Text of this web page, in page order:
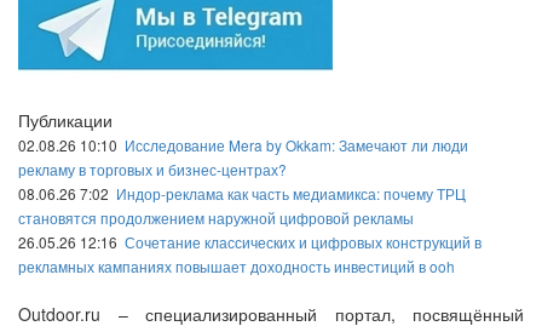
Публикации
02.08.26 10:10 Исследование Mera by Okkam: Замечают ли люди
рекламу в торговых и бизнес-центрах?
08.06.26 7:02 Индор-реклама как часть медиамикса: почему ТРЦ
становятся продолжением наружной цифровой рекламы
26.05.26 12:16 Сочетание классических и цифровых конструкций в
рекламных кампаниях повышает доходность инвестиций в ooh
Outdoor.ru – специализированный портал, посвящённый